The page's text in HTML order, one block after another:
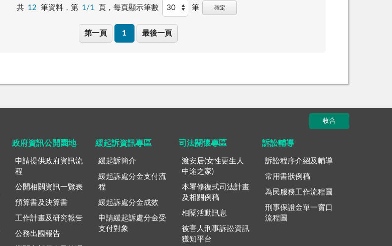
共 12 筆資料，第 1/1 頁， 每頁顯示筆數 筆 確定
第一頁 1 最後一頁
收合
政府資訊公開園地
申請提供政府資訊流
程
公開相關資訊一覽表
預算書及決算書
工作計畫及研究報告
公務出國報告
緩起訴資訊專區
緩起訴簡介
緩起訴處分金支付流
程
緩起訴處分金成效
申請緩起訴處分金受
支付對象
司法關懷專區
渡安居(女性更生人
中途之家)
本署修復式司法計畫
及相關例稿
相關活動訊息
被害人刑事訴訟資訊
獲知平台
訴訟輔導
訴訟程序介紹及輔導
常用書狀例稿
為民服務工作流程圖
刑事保證金單一窗口
流程圖